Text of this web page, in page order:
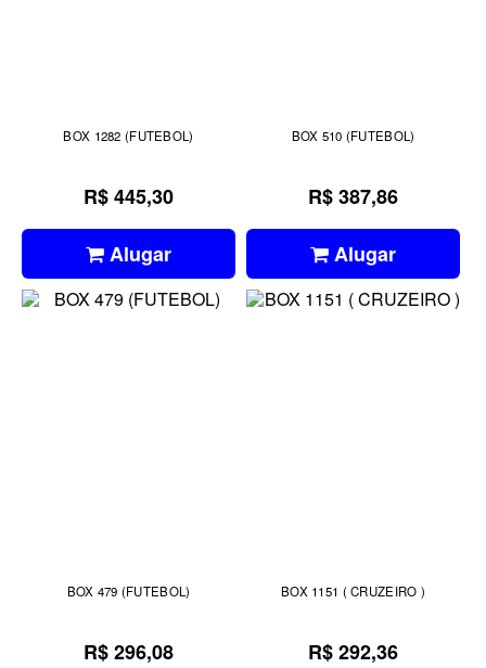
BOX 1282 (FUTEBOL)
R$ 445,30
Alugar
BOX 510 (FUTEBOL)
R$ 387,86
Alugar
BOX 479 (FUTEBOL)
R$ 296,08
BOX 1151 ( CRUZEIRO )
R$ 292,36